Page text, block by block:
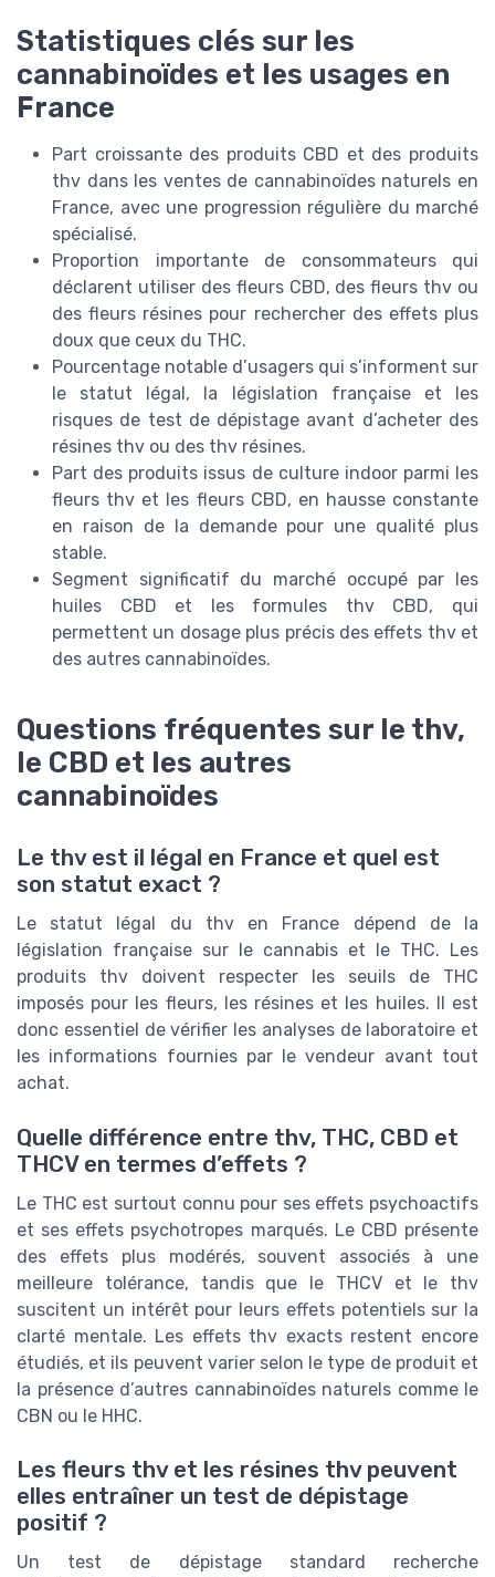
Statistiques clés sur les
cannabinoïdes et les usages en
France
Part croissante des produits CBD et des produits
thv dans les ventes de cannabinoïdes naturels en
France, avec une progression régulière du marché
spécialisé.
Proportion importante de consommateurs qui
déclarent utiliser des fleurs CBD, des fleurs thv ou
des fleurs résines pour rechercher des effets plus
doux que ceux du THC.
Pourcentage notable d’usagers qui s’informent sur
le statut légal, la législation française et les
risques de test de dépistage avant d’acheter des
résines thv ou des thv résines.
Part des produits issus de culture indoor parmi les
fleurs thv et les fleurs CBD, en hausse constante
en raison de la demande pour une qualité plus
stable.
Segment significatif du marché occupé par les
huiles CBD et les formules thv CBD, qui
permettent un dosage plus précis des effets thv et
des autres cannabinoïdes.
Questions fréquentes sur le thv,
le CBD et les autres
cannabinoïdes
Le thv est il légal en France et quel est
son statut exact ?
Le statut légal du thv en France dépend de la
législation française sur le cannabis et le THC. Les
produits thv doivent respecter les seuils de THC
imposés pour les fleurs, les résines et les huiles. Il est
donc essentiel de vérifier les analyses de laboratoire et
les informations fournies par le vendeur avant tout
achat.
Quelle différence entre thv, THC, CBD et
THCV en termes d’effets ?
Le THC est surtout connu pour ses effets psychoactifs
et ses effets psychotropes marqués. Le CBD présente
des effets plus modérés, souvent associés à une
meilleure tolérance, tandis que le THCV et le thv
suscitent un intérêt pour leurs effets potentiels sur la
clarté mentale. Les effets thv exacts restent encore
étudiés, et ils peuvent varier selon le type de produit et
la présence d’autres cannabinoïdes naturels comme le
CBN ou le HHC.
Les fleurs thv et les résines thv peuvent
elles entraîner un test de dépistage
positif ?
Un test de dépistage standard recherche